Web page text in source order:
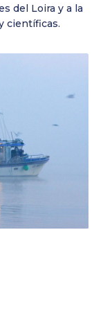
del Loira y a la
científicas.